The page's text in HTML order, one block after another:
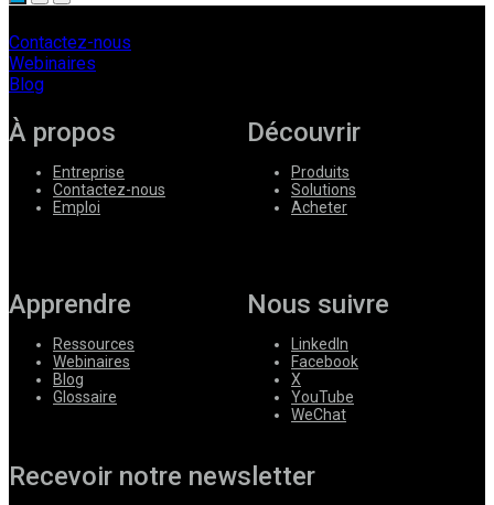
Contactez-nous
Webinaires
Blog
À propos
Entreprise
Contactez-nous
Emploi
Découvrir
Produits
Solutions
Acheter
Apprendre
Ressources
Webinaires
Blog
Glossaire
Nous suivre
LinkedIn
Facebook
X
YouTube
WeChat
Recevoir notre newsletter